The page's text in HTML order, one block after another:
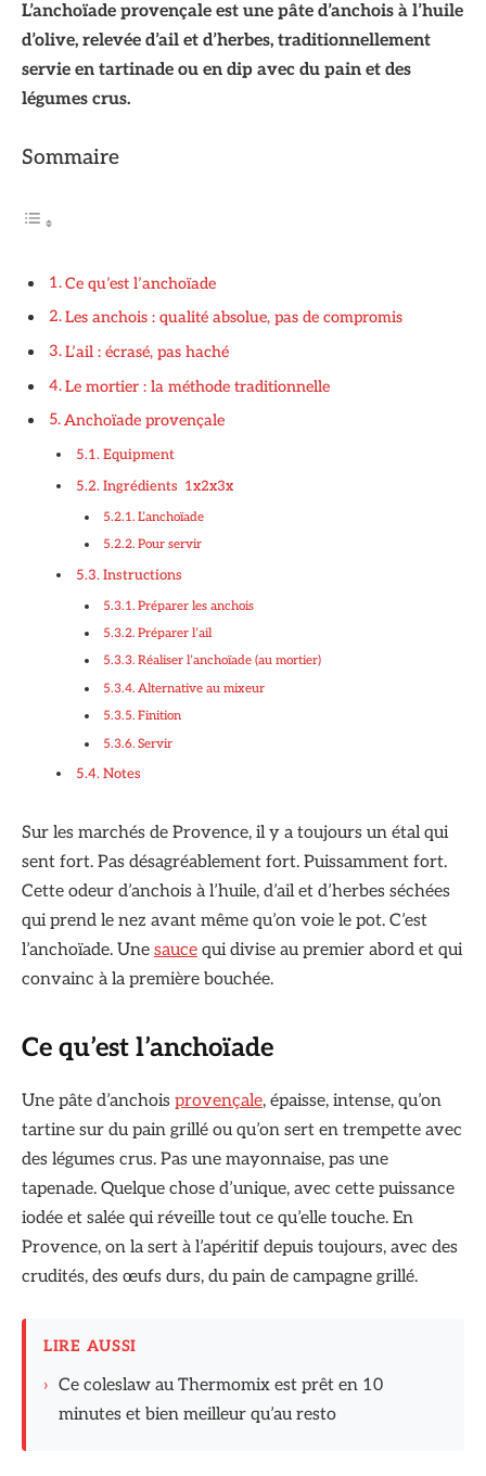
L’anchoïade provençale est une pâte d’anchois à l’huile
d’olive, relevée d’ail et d’herbes, traditionnellement
servie en tartinade ou en dip avec du pain et des
légumes crus.
Sommaire
Ce qu’est l’anchoïade
Les anchois : qualité absolue, pas de compromis
L’ail : écrasé, pas haché
Le mortier : la méthode traditionnelle
Anchoïade provençale
Equipment
Ingrédients 1x2x3x
L’anchoïade
Pour servir
Instructions
Préparer les anchois
Préparer l’ail
Réaliser l’anchoïade (au mortier)
Alternative au mixeur
Finition
Servir
Notes
Sur les marchés de Provence, il y a toujours un étal qui
sent fort. Pas désagréablement fort. Puissamment fort.
Cette odeur d’anchois à l’huile, d’ail et d’herbes séchées
qui prend le nez avant même qu’on voie le pot. C’est
l’anchoïade. Une sauce qui divise au premier abord et qui
convainc à la première bouchée.
Ce qu’est l’anchoïade
Une pâte d’anchois provençale, épaisse, intense, qu’on
tartine sur du pain grillé ou qu’on sert en trempette avec
des légumes crus. Pas une mayonnaise, pas une
tapenade. Quelque chose d’unique, avec cette puissance
iodée et salée qui réveille tout ce qu’elle touche. En
Provence, on la sert à l’apéritif depuis toujours, avec des
crudités, des œufs durs, du pain de campagne grillé.
LIRE AUSSI
› Ce coleslaw au Thermomix est prêt en 10
minutes et bien meilleur qu’au resto